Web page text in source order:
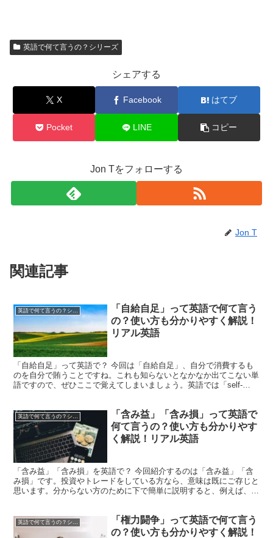
英語で何て言うの？シリーズ
シェアする
X Facebook はてブ
Pocket LINE コピー
Jon Tをフォローする
Jon T
関連記事
英語で何て言うの？シリーズ
「自給自足」って英語で何て言う
の？使い方も分かりやすく解説！
リアル英語
「自給自足」って英語で？ 今回は「自給自足」、自分で消費するも
のを自分で賄うことですね。これも知らないとなかなか出てこない単
語ですので、ぜひここで覚えてしまいましょう。英語では「self-
「含み益」「含み損」って英語で
何て言うの？使い方も分かりやす
く解説！リアル英語
「含み益」「含み損」を英語で？ 今回紹介するのは「含み益」「含
み損」です。投資やトレードをしている方なら、意味は既にご存じと
思います。分からない方のために下で簡単に説明すると、例えば、＜
「権力闘争」って英語で何て言う
の？使い方も分かりやすく解説！